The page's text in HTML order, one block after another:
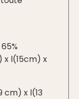
x l(15cm) x
cm) x l(13